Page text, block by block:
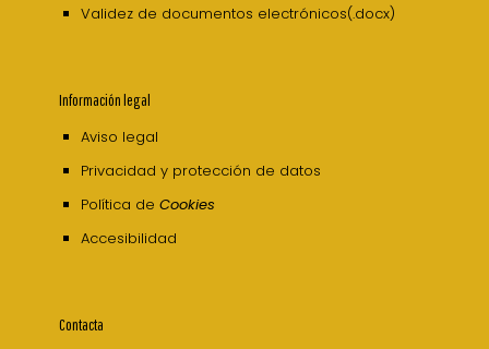
Validez de documentos electrónicos(.docx)
Información legal
Aviso legal
Privacidad y protección de datos
Política de Cookies
Accesibilidad
Contacta